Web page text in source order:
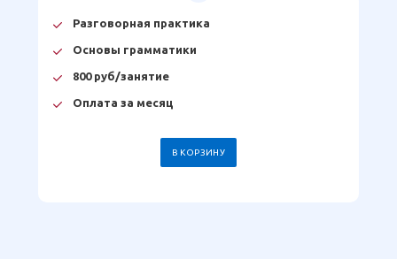
Разговорная практика
Основы грамматики
800 руб/занятие
Оплата за месяц
В КОРЗИНУ